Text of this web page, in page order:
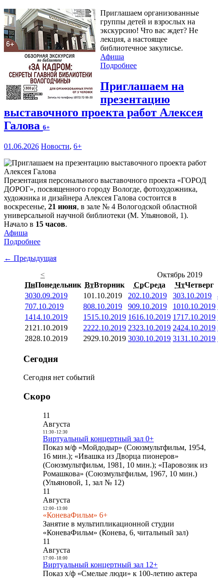
Приглашаем организованные
группы детей и взрослых на
экскурсию! Что вас ждет? Не
лекция, а настоящее
библиотечное закулисье.
Афиша
Подробнее
Приглашаем на
презентацию
выставочного проекта работ Алексея
Галова 6+
01.06.2026 Новости, 6+
Презентация персонального выставочного проекта «ГОРОД
ДОРОГ», посвященного городу Вологде, фотохудожника,
художника и дизайнера Алексея Галова состоится в
воскресенье, 21 июня, в зале № 4 Вологодской областной
универсальной научной библиотеки (М. Ульяновой, 1).
Начало в 15 часов.
Афиша
Подробнее
← Предыдущая
<
Октябрь 2019
ПнПонедельник ВтВторник СрСреда ЧтЧетверг
3030.09.2019 101.10.2019 202.10.2019 303.10.2019
707.10.2019 808.10.2019 909.10.2019 1010.10.2019
1414.10.2019 1515.10.2019 1616.10.2019 1717.10.2019
21 21.10.2019 2222.10.2019 2323.10.2019 2424.10.2019
2828.10.2019 2929.10.2019 3030.10.2019 3131.10.2019
Сегодня
Сегодня нет событий
Скоро
11
Августа
11:30- 12:30
Виртуальный концертный зал 0+
Показ м/ф «Мойдодыр» (Союзмультфильм, 1954,
16 мин.); «Ивашка из Дворца пионеров»
(Союзмультфильм, 1981, 10 мин.); «Паровозик из
Ромашкова» (Союзмультфильм, 1967, 10 мин.)
(Ульяновой, 1, зал № 12)
11
Августа
12:00- 13:00
«КоневаФильм» 6+
Занятие в мультипликационной студии
«КоневаФильм» (Конева, 6, читальный зал)
11
Августа
17:00- 18:00
Виртуальный концертный зал 12+
Показ х/ф «Смелые люди» к 100-летию актера